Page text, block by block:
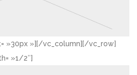
»30px »][/vc_column][/vc_row]
»1/2″]